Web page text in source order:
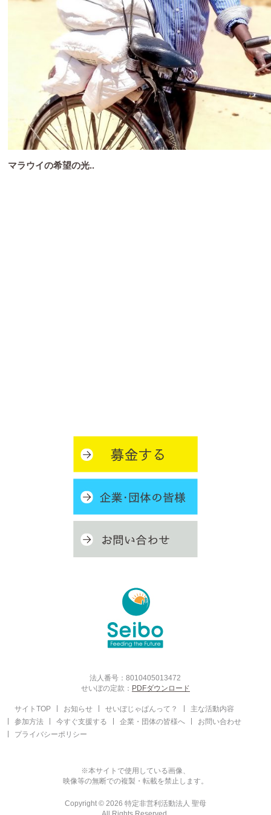
マラウイの希望の光..
法人番号：8010405013472
せいぼの定款： PDFダウンロード
サイトTOP お知らせ せいぼじゃぱんって？
主な活動内容
参加方法
今すぐ支援する 企業・団体の皆様へ
お問い合わせ
プライバシーポリシー
※本サイトで使用している画像、
映像等の無断での複製・転載を禁止します。
Copyright © 2026 特定非営利活動法人 聖母